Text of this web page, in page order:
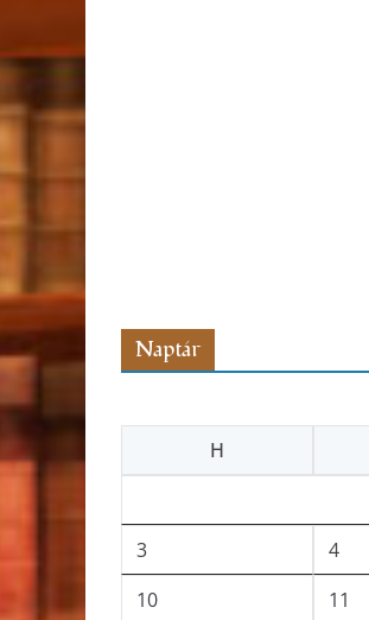
Naptár
H
3
4
10
11